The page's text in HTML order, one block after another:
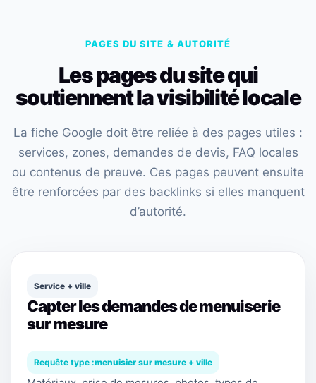
PAGES DU SITE & AUTORITÉ
Les pages du site qui
soutiennent la visibilité locale
La fiche Google doit être reliée à des pages utiles :
services, zones, demandes de devis, FAQ locales
ou contenus de preuve. Ces pages peuvent ensuite
être renforcées par des backlinks si elles manquent
d’autorité.
Service + ville
Capter les demandes de menuiserie
sur mesure
Requête type :menuisier sur mesure + ville